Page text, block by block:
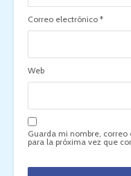
Correo electrónico *
Web
Guarda mi nombre,
para la próxima vez que